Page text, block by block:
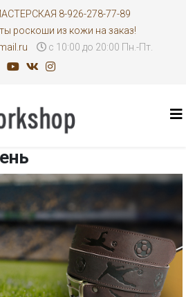
8-926-278-77-89
роскоши из кожи на заказ!
с 10:00 до 20:00 Пн.-Пт.